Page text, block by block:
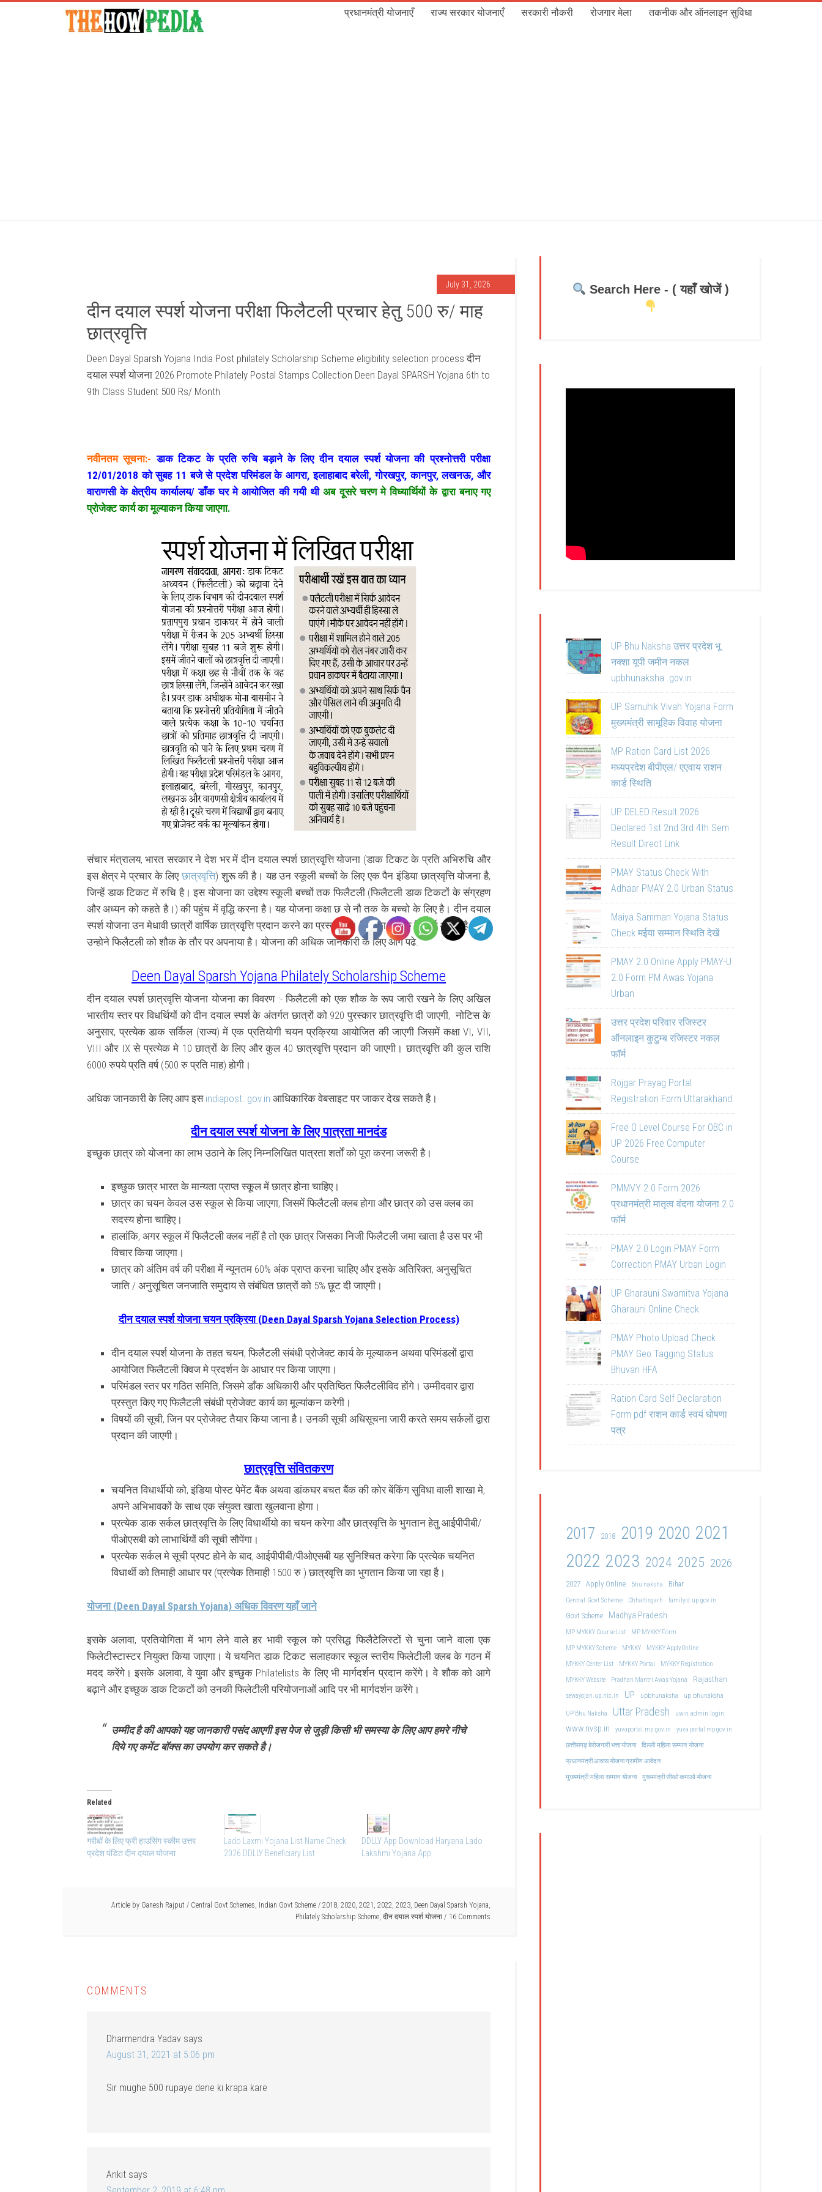
प्रधानमंत्री योजनाएँ राज्य सरकार योजनाएँ सरकारी नौकरी रोजगार मेला तकनीक और ऑनलाइन सुविधा
July 31, 2026
दीन दयाल स्पर्श योजना परीक्षा फिलैटली प्रचार हेतु 500 रु/ माह
छात्रवृत्ति
Deen Dayal Sparsh Yojana India Post philately Scholarship Scheme eligibility selection process दीन
दयाल स्पर्श योजना 2026 Promote Philately Postal Stamps Collection Deen Dayal SPARSH Yojana 6th to
9th Class Student 500 Rs/ Month
नवीनतम सूचना:- डाक टिकटके प्रति रुचि बड़ाने के लिए दीन दयाल स्पर्श योजना की प्रश्नोत्तरी परीक्षा
12/01/2018 को सुबह 11 बजे से प्रदेश परिमंडल के आगरा, इलाहाबाद बरेली, गोरखपुर, कानपुर, लखनऊ, और
वाराणसी के क्षेत्रीय कार्यालय/ डाँक घर मे आयोजित की गयी थी अब दूसरे चरण मे विध्यार्थियों के द्वारा बनाए गए
प्रोजेक्ट कार्य का मूल्याकन किया जाएगा.
संचार मंत्रालय, भारत सरकार ने देश भर में दीन दयालस्पर्शछात्रवृत्तियोजना (डाक टिकटके प्रति अभिरुचि और
इस क्षेत्र मे प्रचार के लिए छात्रवृत्ति) शुरू की है। यह उन स्कूली बच्चों के लिए एक पैन इंडिया छात्रवृत्ति योजना है,
जिन्हें डाक टिकट में रुचि है। इस योजना का उद्देश्य स्कूली बच्चों तक फिलैटली (फिलैटली डाक टिकटों के संग्रहण
और अध्यन को कहते है।) की पहुंच में वृद्धि करना है। यह योजना कक्षा छ से नौ तक के बच्चो के लिए है।दीन दयाल
स्पर्श योजनाउन मेधावी छात्रों वार्षिक छात्रवृत्ति प्रदान करने का प्रस्ताव है। जिनका शेक्षिक रिकॉर्ड अच्छा है। और
उन्होने फिलैटली को शौक के तौर पर अपनाया है। योजना की अधिक जानकारी के लिए आगे पढे.
Deen Dayal Sparsh Yojana Philately Scholarship Scheme
दीन दयाल स्पर्शछात्रवृत्तियोजनायोजना का विवरण :-फिलैटली को एक शौक के रूप जारी रखने के लिए अखिल
भारतीय स्तर पर विधर्थियों कोदीन दयाल स्पर्शके अंतर्गत छात्रों को 920 पुरस्कार छात्रवृत्ति दी जाएगी, नोटिस के
अनुसार, प्रत्येक डाक सर्किल (राज्य) में एक प्रतियोगी चयन प्रक्रिया आयोजित की जाएगी जिसमें कक्षा VI, VII,
VIII और IX से प्रत्येक मे 10 छात्रों के लिए और कुल 40 छात्रवृत्ति प्रदान की जाएगी। छात्रवृत्ति की कुल राशि
6000 रुपये प्रति वर्ष (500 रु प्रति माह) होगी।
अधिक जानकारी के लिए आप इस indiapost. gov.in आधिकारिक वेबसाइट पर जाकर देख सकते है।
दीन दयालस्पर्शयोजनाके लिए पात्रता मानदंड
इच्छुक छात्र को योजना का लाभ उठाने के लिए निम्नलिखित पात्रता शर्तों को पूरा करना जरूरी है।
इच्छुक छात्र भारत के मान्यता प्राप्त स्कूल मेंछात्रहोना चाहिए।
छात्र का चयन केवल उस स्कूल से किया जाएगा, जिसमेंफिलैटलीक्लब होगा और छात्र को उस क्लब का
सदस्य होना चाहिए।
हालांकि, अगर स्कूल मेंफिलैटलीक्लब नहीं है तो एक छात्र जिसका निजीफिलैटलीजमा खाता है उस पर भी
विचार किया जाएगा।
छात्र को अंतिम वर्ष की परीक्षा में न्यूनतम 60% अंक प्राप्त करना चाहिए और इसके अतिरिक्त, अनुसूचित
जाति / अनुसूचित जनजाति समुदाय से संबंधित छात्रों को 5% छूट दी जाएगी।
दीन दयालस्पर्शयोजनाचयन प्रक्रिया (Deen Dayal Sparsh YojanaSelection Process)
दीन दयाल स्पर्श योजना के तहत चयन,फिलैटली संबंधी प्रोजेक्ट कार्य के मूल्याकन अथवा परिमंडलों द्वारा
आयोजित फिलैटली क्विज मे प्रदर्शन के आधार पर किया जाएगा।
परिमंडल स्तर पर गठित समिति, जिसमे डाँक अधिकारी और प्रतिष्ठितफिलैटलीविद होंगे। उम्मीदवार द्वारा
प्रस्तुत किए गए फिलैटली संबंधी प्रोजेक्ट कार्य का मूल्यांकन करेगी।
विषयों की सूची, जिन पर प्रोजेक्ट तैयार किया जाना है। उनकी सूची अधिसूचना जारी करते समय सर्कलों द्वारा
प्रदान की जाएगी।
छात्रवृत्तिसंवितकरण
चयनित विधार्थीयो को, इंडिया पोस्ट पेमेंट बैंक अथवा डांकघर बचत बैंक की कोर बेंकिंग सुविधा वाली शाखा मे,
अपने अभिभावकों के साथ एक संयुक्त खाता खुलवाना होगा।
प्रत्येक डाक सर्कलछात्रवृत्तिके लिए विधार्थीयो का चयन करेगा औरछात्रवृत्तिके भुगतान हेतु आईपीपीबी/
पीओएसबी को लाभार्थियों की सूची सौपेंगा।
प्रत्येक सर्कल मे सूची प्रपट होने के बाद, आईपीपीबी/पीओएसबी यह सुनिश्चित करेगा कि प्रत्येक चयनित
विधार्थी को तिमाही आधार पर (प्रत्येक तिमाही 1500 रु )छात्रवृत्तिका भुगतान किया जा रहा है।
योजना (Deen Dayal Sparsh Yojana) अधिक विवरण यहाँ जाने
इसके अलावा, प्रतियोगिता में भाग लेने वाले हर भावी स्कूल को प्रसिद्ध फिलैटेलिस्टों से चुना जाने वाला एक
फिलेटीस्टास्टर नियुक्त किया जाएगा। ये चयनित डाक टिकट सलाहकार स्कूल स्तरीय फिलेटीली क्लब के गठन में
मदद करेंगे।इसके अलावा, वे युवा और इच्छुक Philatelists के लिए भी मार्गदर्शन प्रदान करेंगे। वे शौक को आगे
बढ़ाने और इच्छुक डाक टिकटों को उनकी फिलेटीली परियोजनाओं आदि पर भी मार्गदर्शन करेंगे।
उम्मीद है की आपको यह जानकारी पसंद आएगी इस पेज से जुड़ी किसी भी समस्या के लिए आप हमरे नीचे
दिये गए कमेंट बॉक्स का उपयोग कर सकते है।
Related
गरीबों के लिए फ्री हाउसिंग स्कीम उत्तर
प्रदेश पंडित दीन दयाल योजना
Lado Laxmi Yojana List Name Check
2026 DDLLY Beneficiary List
DDLLY App Download Haryana Lado
Lakshmi Yojana App
Article by Ganesh Rajput / Central Govt Schemes, Indian Govt Scheme / 2018, 2020, 2021 , 2022, 2023, Deen Dayal Sparsh Yojana,
Philately Scholarship Scheme, दीन दयाल स्पर्श योजना 16 Comments
COMMENTS
Dharmendra Yadav says
August 31, 2021 at 5:06 pm
Sir mughe 500 rupaye dene ki krapa kare
Ankit says
Search Here - ( यहाँ खोजें )
UP Bhu Naksha उत्तर प्रदेश भू
नक्शा यूपी जमीन नकल
upbhunaksha .gov.in
UP Samuhik Vivah Yojana Form
मुख्यमंत्री सामूहिक विवाह योजना
MP Ration Card List 2026
मध्यप्रदेश बीपीएल/ एएवाय राशन
कार्ड स्थिति
UP DELED Result 2026
Declared 1st 2nd 3rd 4th Sem
Result Direct Link
PMAY Status Check With
Adhaar PMAY 2.0 Urban Status
Maiya Samman Yojana Status
Check मईया सम्मान स्थिति देखें
PMAY 2.0 Online Apply PMAY-U
2.0 Form PM Awas Yojana
Urban
उत्तर प्रदेश परिवार रजिस्टर
ऑनलाइन कुटुम्ब रजिस्टर नकल
फॉर्म
Rojgar Prayag Portal
Registration Form Uttarakhand
Free O Level Course For OBC in
UP 2026 Free Computer
Course
PMMVY 2.0 Form 2026
प्रधानमंत्री मातृत्व वंदना योजना 2.0
फॉर्म
PMAY 2.0 Login PMAY Form
Correction PMAY Urban Login
UP Gharauni Swamitva Yojana
Gharauni Online Check
PMAY Photo Upload Check
PMAY Geo Tagging Status
Bhuvan HFA
Ration Card Self Declaration
Form pdf राशन कार्ड स्वयं घोषणा
पत्र
2017 2018 2019 2020 2021
2022 2023 2024 2025 2026
2027 Apply Online Bhu naksha
Bihar
Central Govt Scheme
Chhattisgarh familyid.up.gov.in
Govt Scheme Madhya Pradesh
MP MYKKY Course List
MP MYKKY Form
MP MYKKY Scheme
MYKKY
MYKKY Apply Online
MYKKY Center List
MYKKY Portal
MYKKY Registration
MYKKY Website
Pradhan Mantri Awas Yojana Rajasthan
sewayojan.up.nic.in UP upbhunaksha up bhunaksha
UP Bhu Naksha Uttar Pradesh uwin admin login
www.nvsp.in yuvaportal.mp.gov.in
yuva portal mp gov.in
छत्तीसगढ़ बेरोजगारी भत्ता योजना
दिल्ली महिला सम्मान योजना
प्रधानमंत्री आवास योजना ग्रामीण आवेदन
मुख्यमंत्री महिला सम्मान योजना मुख्यमंत्री सीखो कमाओ योजना